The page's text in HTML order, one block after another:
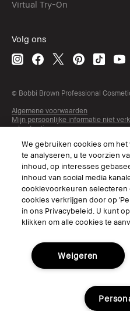
Virtual Try-On
Volg ons
Kies Taal
© Bobbi Brown Professional
Algemene voorwaarden
Mijn persoonlijke informatie niet
advertenties
Privacybeleid
Toegankelijkheid
Beheer van sitecookies
We gebruiken cookies om
te analyseren, u te voorzien
inhoud, op interesses
inhoud van social media
cookievoorkeuren selecteren
cookies verkrijgen door op
in ons Privacybeleid. U kunt
klikken om alle cookies te
Weigeren